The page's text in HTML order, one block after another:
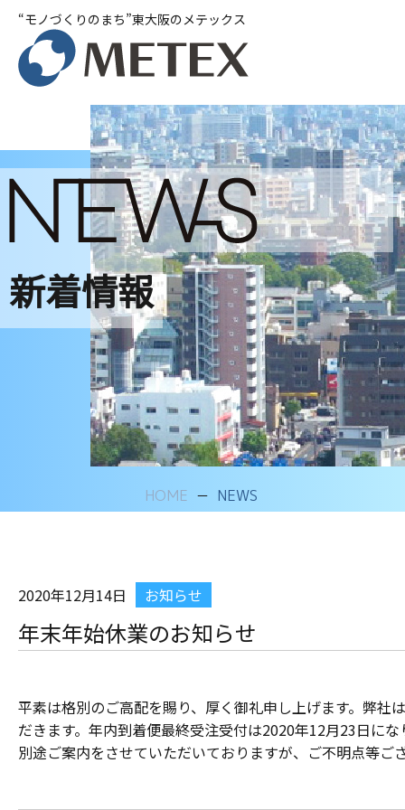
“モノづくりのまち”東大阪のメテックス
新着情報
HOME NEWS
2020年12月14日 お知らせ
年末年始休業のお知らせ
平素は格別のご高配を賜り、厚く御礼申し上げます。弊
だきます。年内到着便最終受注受付は2020年12月23日に
別途ご案内をさせていただいておりますが、ご不明点等